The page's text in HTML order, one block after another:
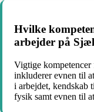
Hvilke
arbejder på
Vigtige
inkluderer evnen til
i arbejdet, kendskab
fysik samt evnen til